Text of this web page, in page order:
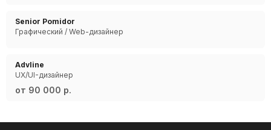
Senior Pomidor
Графический / Web-дизайнер
Advline
UX/UI-дизайнер
от 90 000 р.